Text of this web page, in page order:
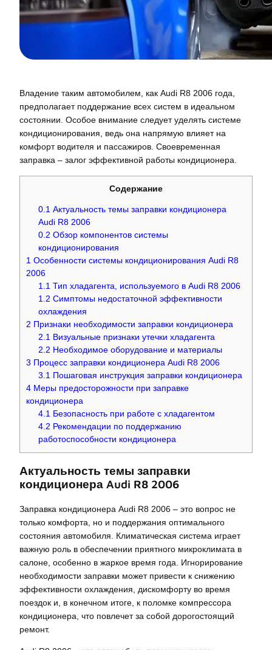
Владение таким автомобилем, как Audi R8 2006 года,
предполагает поддержание всех систем в идеальном
состоянии. Особое внимание следует уделять системе
кондиционирования, ведь она напрямую влияет на
комфорт водителя и пассажиров. Своевременная
заправка – залог эффективной работы кондиционера.
Содержание
0.1 Актуальность темы заправки кондиционера
Audi R8 2006
0.2 Обзор компонентов системы
кондиционирования
1 Особенности системы кондиционирования Audi R8
2006
1.1 Тип хладагента, используемого в Audi R8 2006
1.2 Симптомы недостаточной эффективности
охлаждения
2 Признаки необходимости заправки кондиционера
2.1 Визуальные признаки утечки хладагента
2.2 Необходимое оборудование и материалы
3 Процесс заправки кондиционера Audi R8 2006
3.1 Пошаговая инструкция заправки кондиционера
4 Меры предосторожности при заправке
кондиционера
4.1 Безопасность при работе с хладагентом
4.2 Рекомендации по поддержанию
работоспособности кондиционера
Актуальность темы заправки
кондиционера Audi R8 2006
Заправка кондиционера Audi R8 2006 – это вопрос не
только комфорта, но и поддержания оптимального
состояния автомобиля. Климатическая система играет
важную роль в обеспечении приятного микроклимата в
салоне, особенно в жаркое время года. Игнорирование
необходимости заправки может привести к снижению
эффективности охлаждения, дискомфорту во время
поездок и, в конечном итоге, к поломке компрессора
кондиционера, что повлечет за собой дорогостоящий
ремонт.